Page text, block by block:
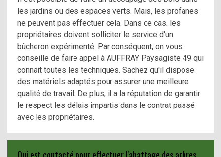
les jardins ou des espaces verts. Mais, les profanes
ne peuvent pas effectuer cela. Dans ce cas, les
propriétaires doivent solliciter le service d'un
bûcheron expérimenté. Par conséquent, on vous
conseille de faire appel à AUFFRAY Paysagiste 49 qui
connait toutes les techniques. Sachez qu'il dispose
des matériels adaptés pour assurer une meilleure
qualité de travail. De plus, il a la réputation de garantir
le respect les délais impartis dans le contrat passé
avec les propriétaires.